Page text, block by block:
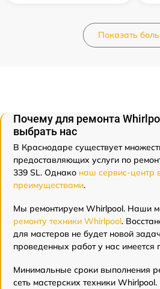
Показать
Почему для ремонта
выбрать нас
В Краснодаре существует
предоставляющих услуги по
339 SL. Однако наш сервис-центр
преимуществами.
Мы ремонтируем Whirlpool. Наши
ремонту техники Whirlpool.
для мастеров не будет новой
проведенных работ у нас имеется
Минимальные сроки выполнения
сеть мастерских техники